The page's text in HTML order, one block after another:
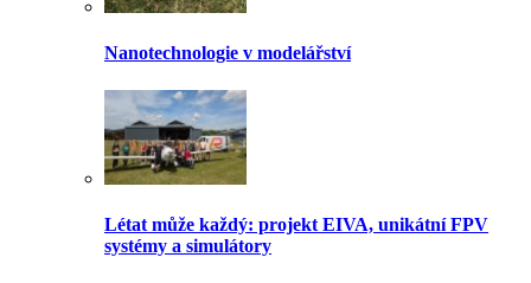
Nanotechnologie v modelářství
Létat může každý: projekt EIVA, unikátní FPV
systémy a simulátory